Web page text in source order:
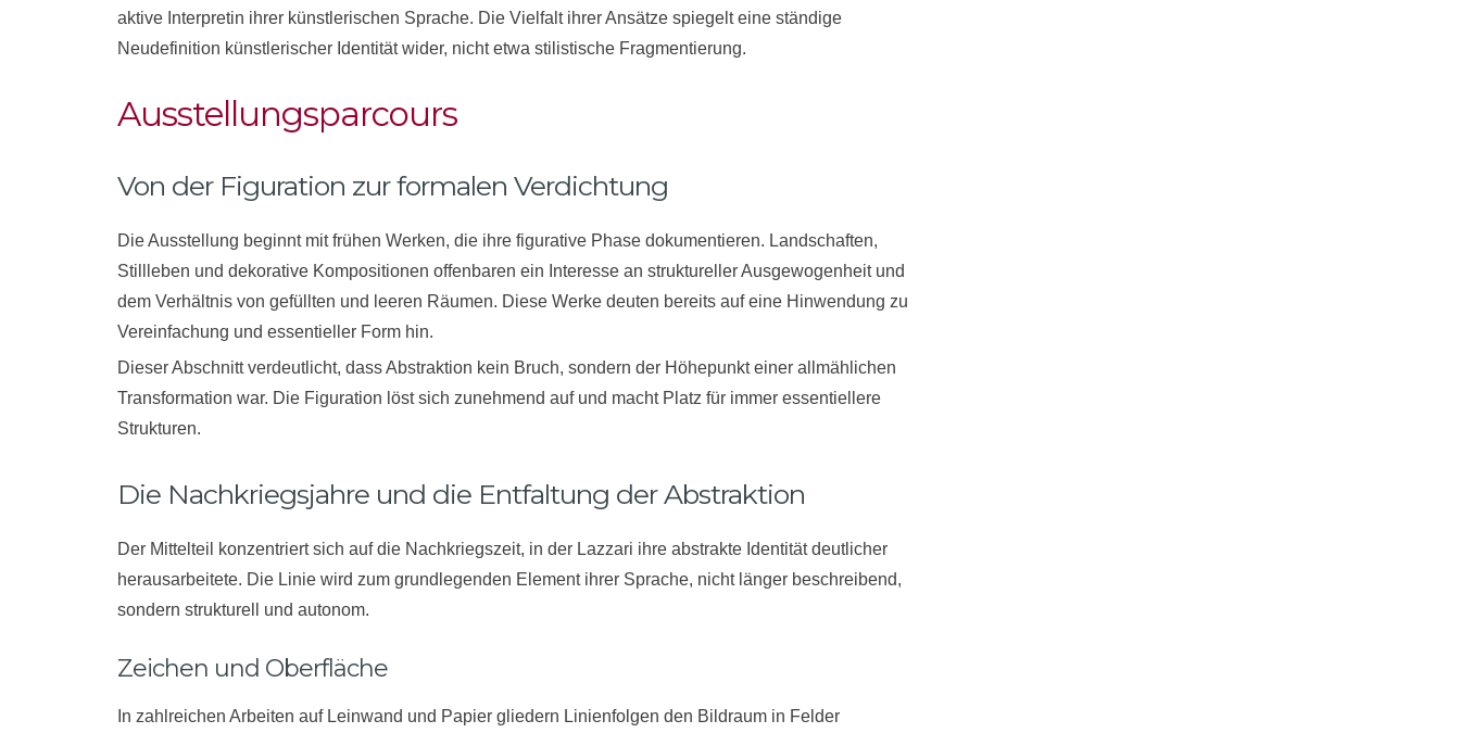
aktive Interpretin ihrer künstlerischen Sprache. Die Vielfalt ihrer Ansätze spiegelt eine ständige
Neudefinition künstlerischer Identität wider, nicht etwa stilistische Fragmentierung.
Ausstellungsparcours
Von der Figuration zur formalen Verdichtung
Die Ausstellung beginnt mit frühen Werken, die ihre figurative Phase dokumentieren. Landschaften,
Stillleben und dekorative Kompositionen offenbaren ein Interesse an struktureller Ausgewogenheit und
dem Verhältnis von gefüllten und leeren Räumen. Diese Werke deuten bereits auf eine Hinwendung zu
Vereinfachung und essentieller Form hin.
Dieser Abschnitt verdeutlicht, dass Abstraktion kein Bruch, sondern der Höhepunkt einer allmählichen
Transformation war. Die Figuration löst sich zunehmend auf und macht Platz für immer essentiellere
Strukturen.
Die Nachkriegsjahre und die Entfaltung der Abstraktion
Der Mittelteil konzentriert sich auf die Nachkriegszeit, in der Lazzari ihre abstrakte Identität deutlicher
herausarbeitete. Die Linie wird zum grundlegenden Element ihrer Sprache, nicht länger beschreibend,
sondern strukturell und autonom.
Zeichen und Oberfläche
In zahlreichen Arbeiten auf Leinwand und Papier gliedern Linienfolgen den Bildraum in Felder